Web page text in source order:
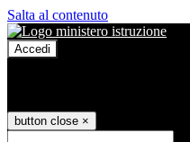
Salta al contenuto
Accedi
button close ×